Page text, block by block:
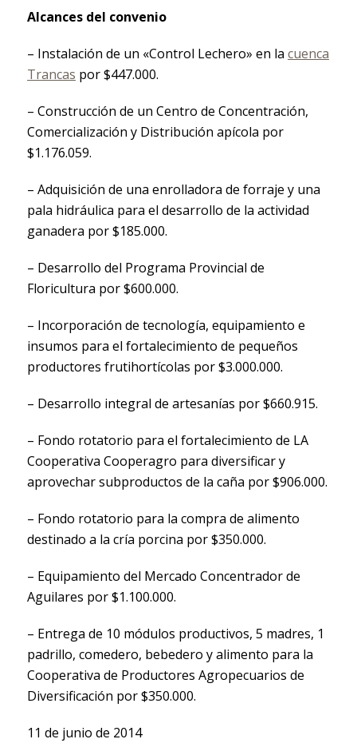
Alcances del convenio
– Instalación de un «Control Lechero» en la cuenca
Trancas por $447.000.
– Construcción de un Centro de Concentración,
Comercialización y Distribución apícola por
$1.176.059.
– Adquisición de una enrolladora de forraje y una
pala hidráulica para el desarrollo de la actividad
ganadera por $185.000.
– Desarrollo del Programa Provincial de
Floricultura por $600.000.
– Incorporación de tecnología, equipamiento e
insumos para el fortalecimiento de pequeños
productores frutihortícolas por $3.000.000.
– Desarrollo integral de artesanías por $660.915.
– Fondo rotatorio para el fortalecimiento de LA
Cooperativa Cooperagro para diversificar y
aprovechar subproductos de la caña por $906.000.
– Fondo rotatorio para la compra de alimento
destinado a la cría porcina por $350.000.
– Equipamiento del Mercado Concentrador de
Aguilares por $1.100.000.
– Entrega de 10 módulos productivos, 5 madres, 1
padrillo, comedero, bebedero y alimento para la
Cooperativa de Productores Agropecuarios de
Diversificación por $350.000.
11 de junio de 2014